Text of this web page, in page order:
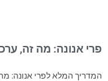
פרי אנונה: מה זה,
המדריך המלא לפרי אנונה: